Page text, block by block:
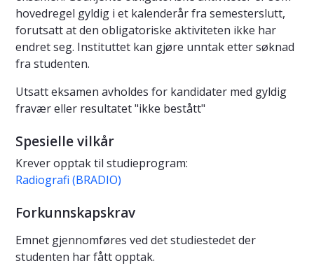
hovedregel gyldig i et kalenderår fra semesterslutt,
forutsatt at den obligatoriske aktiviteten ikke har
endret seg. Instituttet kan gjøre unntak etter søknad
fra studenten.
Utsatt eksamen avholdes for kandidater med gyldig
fravær eller resultatet "ikke bestått"
Spesielle vilkår
Krever opptak til studieprogram:
Radiografi (BRADIO)
Forkunnskapskrav
Emnet gjennomføres ved det studiestedet der
studenten har fått opptak.